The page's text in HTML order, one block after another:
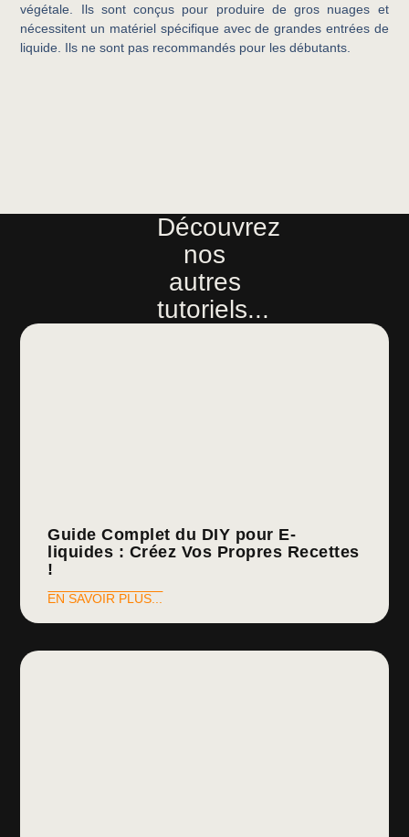
végétale. Ils sont conçus pour produire de gros nuages et
nécessitent un matériel spécifique avec de grandes entrées de
liquide. Ils ne sont pas recommandés pour les débutants.
Découvrez
nos
autres
tutoriels...
Guide Complet du DIY pour E-
liquides : Créez Vos Propres Recettes
!
EN SAVOIR PLUS...